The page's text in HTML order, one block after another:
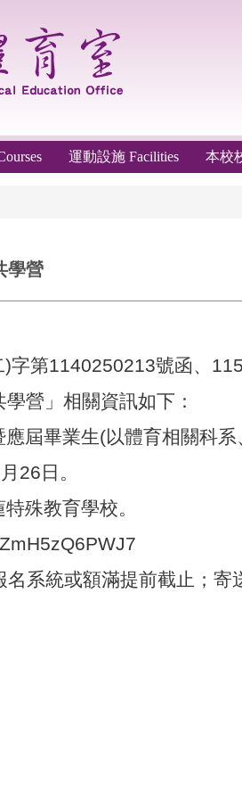
運動設施 Facilities 本校
學營
第1140250213號函、
營」相關資訊如下：
屆畢業生(以體育相關科
26日。
殊教育學校。
系統或額滿提前截止；寄